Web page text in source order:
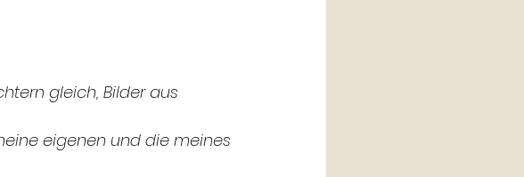
gleich, Bilder aus
eigenen und die meines